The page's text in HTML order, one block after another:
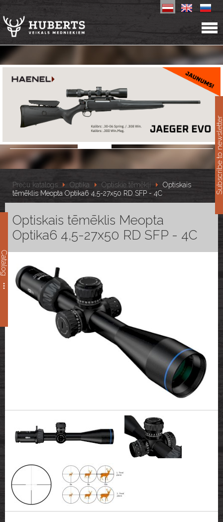
Catalog
Preču katalogs Optika Optiskie tēmēkļi
Optiskais
tēmēklis Meopta Optika6 4,5-27x50 RD SFP - 4C
Optiskais tēmēklis Meopta
Optika6 4,5-27x50 RD SFP - 4C
Subscribe